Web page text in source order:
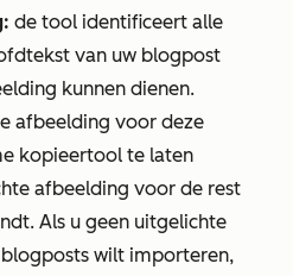
de tool identificeert alle
van uw blogpost
kunnen dienen.
afbeelding voor deze
kopieertool te laten
afbeelding voor de rest
Als u geen uitgelichte
wilt importeren,